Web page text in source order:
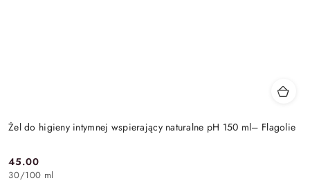
Żel do higieny intymnej wspierający naturalne pH 150 ml– Flagolie
Cena:
45.00
30/100 ml